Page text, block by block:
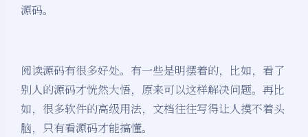
源码。
阅读源码有很多好处。有一些是明摆着的，比如，看了
别人的源码才恍然大悟，原来可以这样解决问题。再比
如，很多软件的高级用法，文档往往写得让人摸不着头
脑，只有看源码才能搞懂。